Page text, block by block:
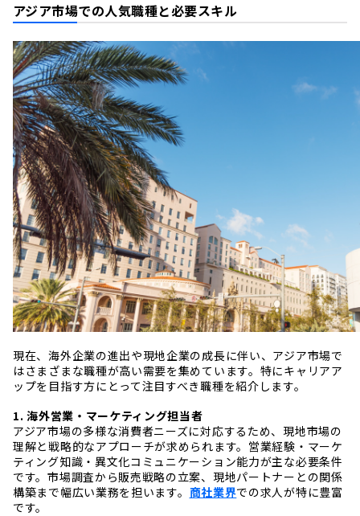
アジア市場での人気職種と必要スキル
現在、海外企業の進出や現地企業の成長に伴い、アジア市場で
はさまざまな職種が高い需要を集めています。特にキャリアア
ップを目指す方にとって注目すべき職種を紹介します。
1. 海外営業・マーケティング担当者
アジア市場の多様な消費者ニーズに対応するため、現地市場の
理解と戦略的なアプローチが求められます。営業経験・マーケ
ティング知識・異文化コミュニケーション能力が主な必要条件
です。市場調査から販売戦略の立案、現地パートナーとの関係
構築まで幅広い業務を担います。 商社業界での求人が特に豊富
です。